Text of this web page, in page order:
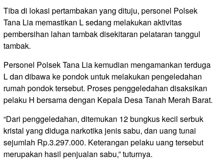
Tiba di lokasi pertambakan yang dituju, personel Polsek
Tana Lia memastikan L sedang melakukan aktivitas
pembersihan lahan tambak disekitaran pelataran tanggul
tambak.
Personel Polsek Tana Lia kemudian mengamankan terduga
L dan dibawa ke pondok untuk melakukan pengeledahan
rumah pondok tersebut. Proses penggeledahan disaksikan
pelaku H bersama dengan Kepala Desa Tanah Merah Barat.
“Dari penggeledahan, ditemukan 12 bungkus kecil serbuk
kristal yang diduga narkotika jenis sabu, dan uang tunai
sejumlah Rp.3.297.000. Keterangan pelaku uang tersebut
merupakan hasil penjualan sabu,” tuturnya.